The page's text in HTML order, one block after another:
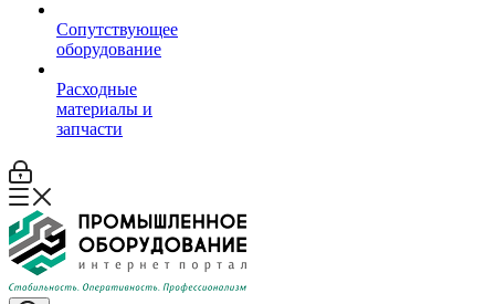
Сопутствующее
оборудование
Расходные
материалы и
запчасти